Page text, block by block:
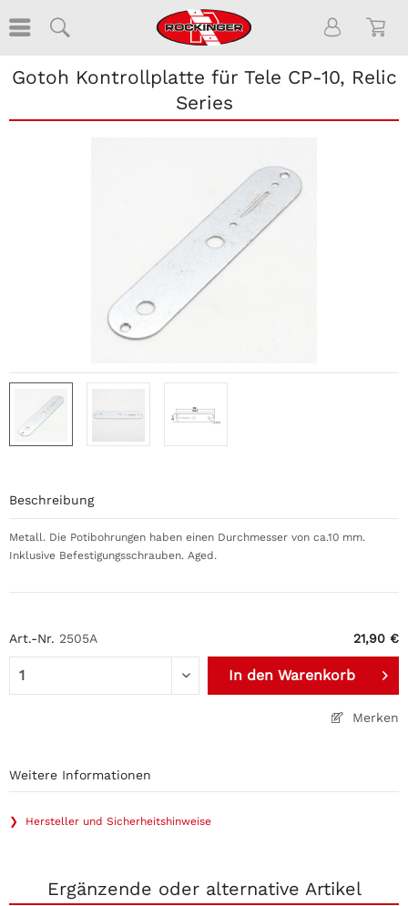
Gotoh Kontrollplatte für Tele CP-10, Relic
Series
Art.-Nr. 2505A 21,90 €
In den Warenkorb
Merken
Beschreibung
Metall. Die Potibohrungen haben einen Durchmesser von ca.10 mm.
Inklusive Befestigungsschrauben. Aged.
Weitere Informationen
❯ Hersteller und Sicherheitshinweise
Ergänzende oder alternative Artikel